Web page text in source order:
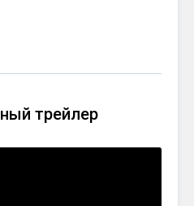
трейлер